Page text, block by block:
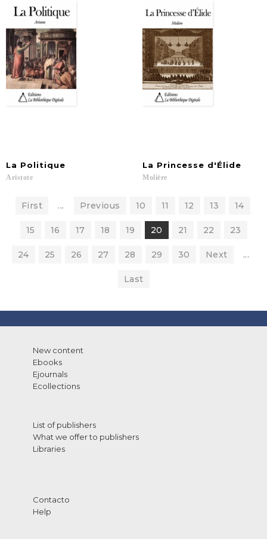
La Politique
Aristote
La Princesse d'Élide
Molière
First ... Previous 10 11 12 13 14
15 16 17 18 19 20 21 22 23
24 25 26 27 28 29 30 Next ...
Last
New content
Ebooks
Ejournals
Ecollections
List of publishers
What we offer to publishers
Libraries
Contacto
Help